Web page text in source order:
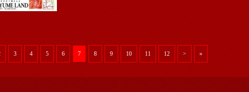
3 4 5 6 7 8 9 10 11 12 > »